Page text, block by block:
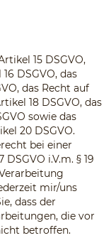
15 DSGVO,
DSGVO, das
das Recht auf
18 DSGVO, das
sowie das
20 DSGVO.
bei einer
i.V.m. § 19
mir/uns
dass der
die vor
betroffen.